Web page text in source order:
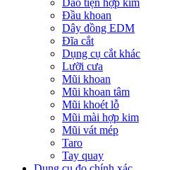
Dao tiện hợp kim
Đầu khoan
Dây đồng EDM
Đĩa cắt
Dụng cụ cắt khác
Lưỡi cưa
Mũi khoan
Mũi khoan tâm
Mũi khoét lỗ
Mũi mài hợp kim
Mũi vát mép
Taro
Tay quay